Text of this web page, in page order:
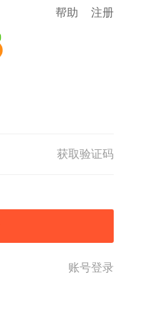
帮助 注册
获取验证码
账号登录